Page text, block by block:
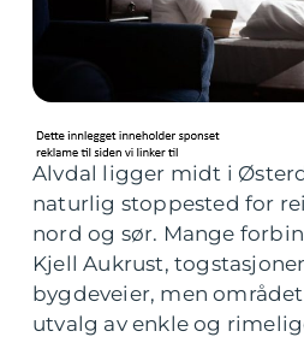
Alvdal ligger midt i
naturlig stoppested for
nord og sør. Mange
Kjell Aukrust,
bygdeveier, men
utvalg av enkle og